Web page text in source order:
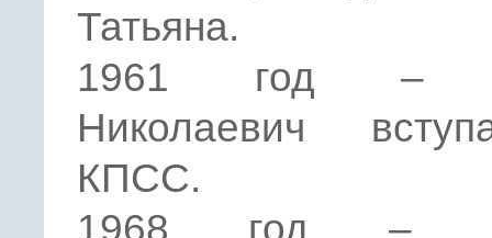
Татьяна.
1961 год –
Николаевич
КПСС.
1968 год –